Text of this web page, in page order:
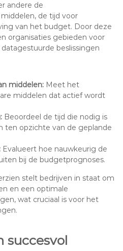
andere de
de tijd voor
van het budget. Door deze
organisaties gebieden voor
beslissingen
middelen:Meet het
middelen dat actief wordt
Beoordeel de tijd die nodig is
ten opzichte van de geplande
Evalueert hoe nauwkeurig de
bij de budgetprognoses.
stelt bedrijven in staat om
en een optimale
wat cruciaal is voor het
succesvol